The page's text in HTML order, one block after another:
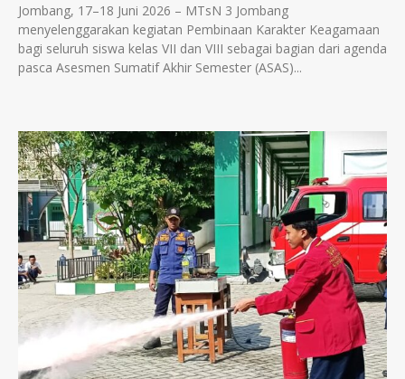
Jombang, 17–18 Juni 2026 – MTsN 3 Jombang
menyelenggarakan kegiatan Pembinaan Karakter Keagamaan
bagi seluruh siswa kelas VII dan VIII sebagai bagian dari agenda
pasca Asesmen Sumatif Akhir Semester (ASAS)...